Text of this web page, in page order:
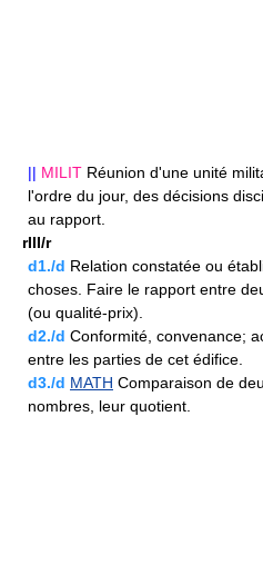
|| MILIT Réunion d'une unité
l'ordre du jour, des décisions
au rapport.
rIII/r
d1./d Relation constatée ou
choses. Faire le rapport entre
(ou qualité-prix).
d2./d Conformité, convenance;
entre les parties de cet édifice.
d3./d MATH Comparaison de
nombres, leur quotient.